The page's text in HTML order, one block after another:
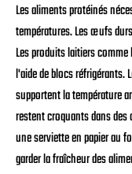
Les aliments protéinés
températures. Les œufs
Les produits laitiers
l'aide de blocs réfrigérants.
supportent la température
restent croquants dans
une serviette en papier au
garder la fraîcheur des